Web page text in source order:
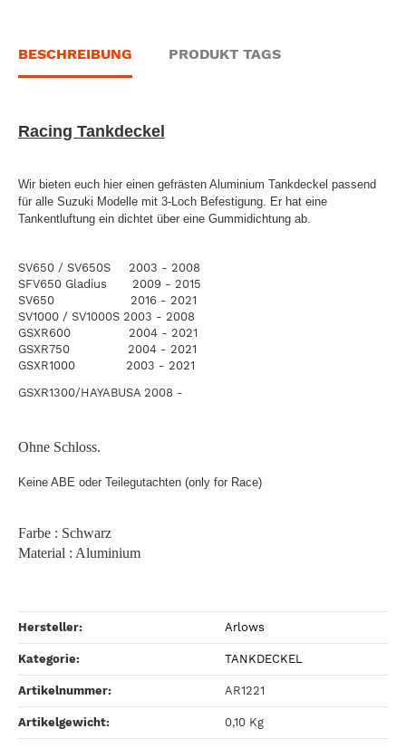
BESCHREIBUNG PRODUKT TAGS
Racing Tankdeckel
Wir bieten euch hier einen gefrästen Aluminium Tankdeckel passend
für alle Suzuki Modelle mit 3-Loch Befestigung. Er hat eine
Tankentluftung ein dichtet über eine Gummidichtung ab.
SV650 / SV650S 2003 - 2008
SFV650 Gladius 2009 - 2015
SV650 2016 - 2021
SV1000 / SV1000S 2003 - 2008
GSXR600 2004 - 2021
GSXR750 2004 - 2021
GSXR1000 2003 - 2021
GSXR1300/HAYABUSA 2008 -
Ohne Schloss.
Keine ABE oder Teilegutachten (only for Race)
Farbe : Schwarz
Material : Aluminium
Hersteller: Arlows
Kategorie: TANKDECKEL
Artikelnummer: AR1221
Artikelgewicht‍: 0,10 Kg